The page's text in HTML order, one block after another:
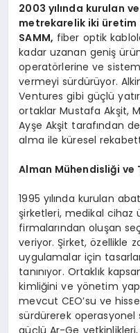
2003 yılında kurulan
metrekarelik iki
SAMM, fiber optik
kadar uzanan geniş
operatörlerine ve
vermeyi sürdürüyor.
Ventures gibi güçlü
ortaklar Mustafa Akşit,
Ayşe Akşit tarafından
alma ile küresel
Alman Mühendisliği ve
1995 yılında kurulan
şirketleri, medikal
firmalarından oluşan
veriyor. Şirket, özellikle
uygulamalar için
tanınıyor. Ortaklık
kimliğini ve yönetim
mevcut CEO’su ve
sürdürerek operasyonel
güçlü Ar-Ge